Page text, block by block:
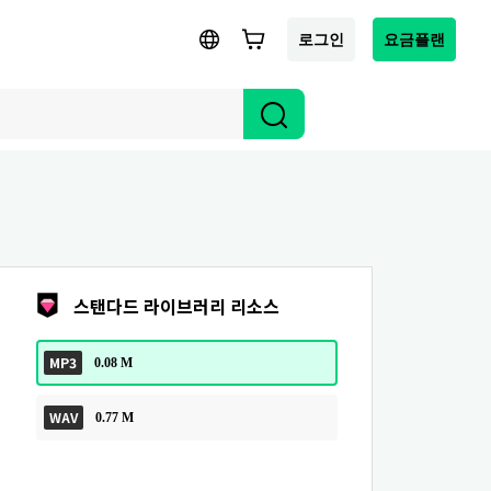
로그인 요금플랜
스탠다드 라이브러리 리소스
MP3 0.08 M
WAV 0.77 M